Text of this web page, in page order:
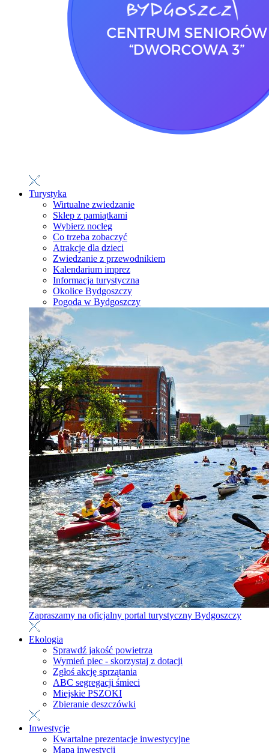
Turystyka
Wirtualne zwiedzanie
Sklep z pamiątkami
Wybierz nocleg
Co trzeba zobaczyć
Atrakcje dla dzieci
Zwiedzanie z przewodnikiem
Kalendarium imprez
Informacja turystyczna
Okolice Bydgoszczy
Pogoda w Bydgoszczy
Zapraszamy na oficjalny portal turystyczny Bydgoszczy
Ekologia
Sprawdź jakość powietrza
Wymień piec - skorzystaj z dotacji
Zgłoś akcję sprzątania
ABC segregacji śmieci
Miejskie PSZOKI
Zbieranie deszczówki
Inwestycje
Kwartalne prezentacje inwestycyjne
Mapa inwestycji